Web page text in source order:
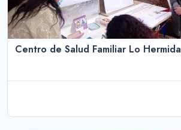
Centro de Salud Familiar Lo Hermida